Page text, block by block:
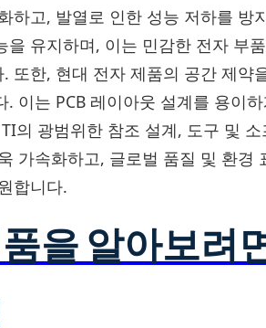
하고, 발열로 인한 성능 저하를 방
을 유지하며, 이는 민감한 전자 부
또한, 현대 전자 제품의 공간 제약
이는 PCB 레이아웃 설계를 용이
의 광범위한 참조 설계, 도구 및
가속화하고, 글로벌 품질 및 환경
합니다.
을 알아보려